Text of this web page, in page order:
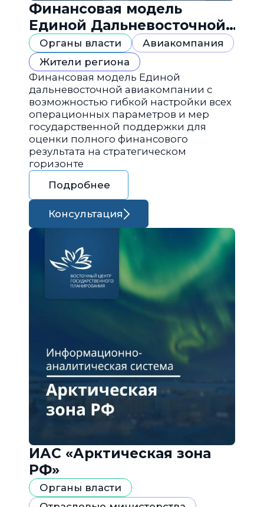
Финансовая модель
Единой Дальневосточной
авиакомпании
Органы власти
Авиакомпания
Жители региона
Финансовая модель Единой
дальневосточной авиакомпании с
возможностью гибкой настройки всех
операционных параметров и мер
государственной поддержки для
оценки полного финансового
результата на стратегическом
горизонте
Подробнее
Консультация
ИАС «Арктическая зона
РФ»
Органы власти